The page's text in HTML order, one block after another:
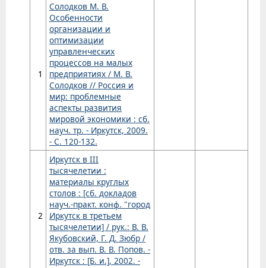
1
Солодков М. В.
Особенности
организации и
оптимизации
управленческих
процессов на малых
предприятиях / М. В.
Солодков // Россия и
мир: проблемные
аспекты развития
мировой экономики : сб.
науч. тр. - Иркутск, 2009.
- С. 120-132.
2
Иркутск в III
тысячелетии :
материалы круглых
столов : [сб. докладов
науч.-практ. конф. "город
Иркутск в третьем
тысячелетии] / рук.: В. В.
Якубовский, Г. Д. Зюбр /
отв. за вып. В. В. Попов. -
Иркутск : [Б. и.], 2002. -